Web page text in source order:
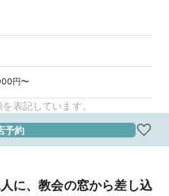
円〜
表記しています。
予約
に、教会の窓から差し込